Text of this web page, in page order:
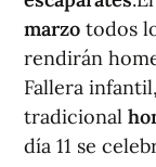
marzo todos
rendirán
Fallera
tradicional
día 11 se